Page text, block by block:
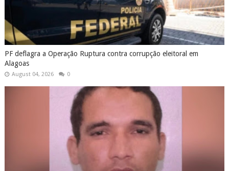
PF deflagra a Operação Ruptura contra corrupção eleitoral em
Alagoas
August 04, 2026 0